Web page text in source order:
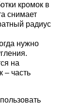
кромок в
снимает
радиус
нужно
на
– часть